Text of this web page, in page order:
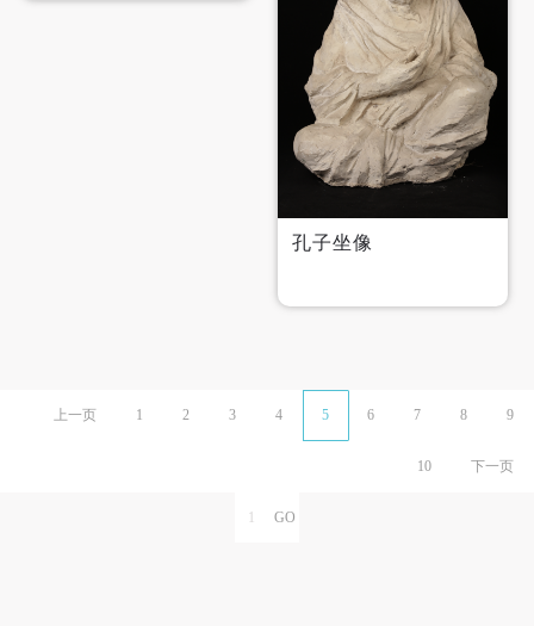
孔子坐像
上一页 1 2 3 4 5 6 7 8 9
10 下一页